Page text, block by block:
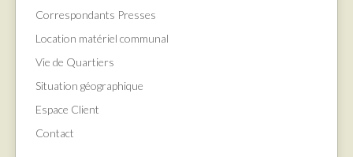
Correspondants Presses
Location matériel communal
Vie de Quartiers
Situation géographique
Espace Client
Contact